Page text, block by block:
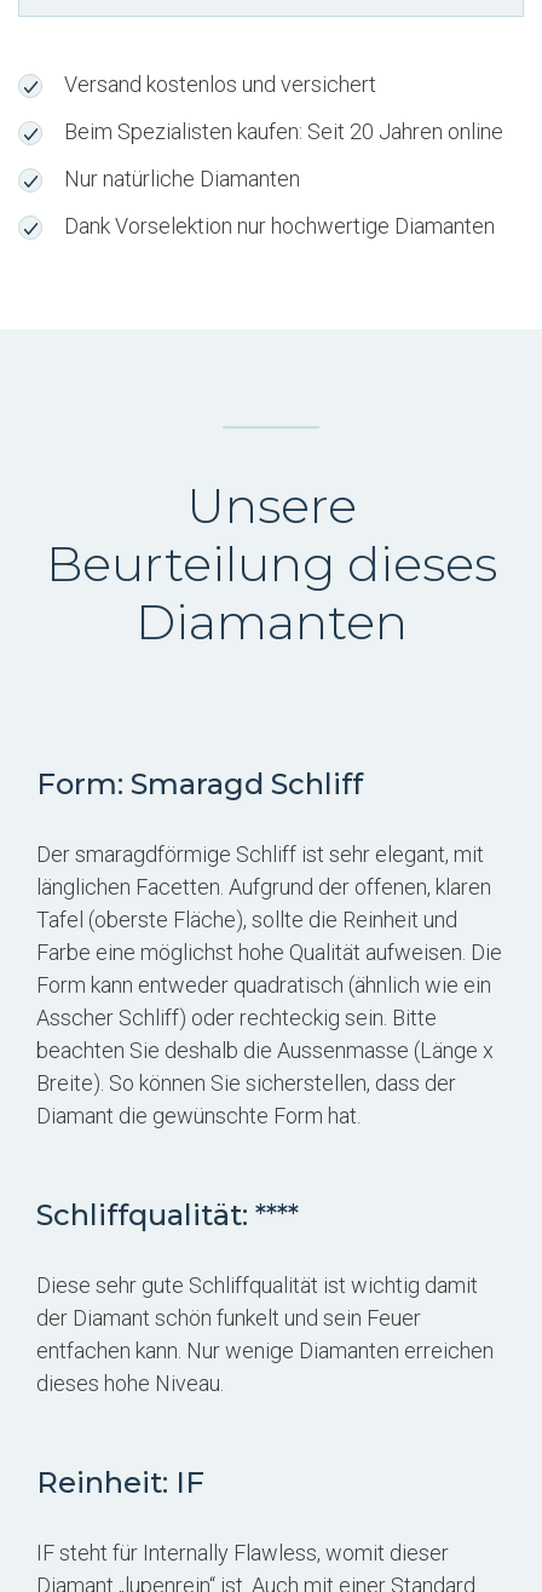
Ring
-
M249WYV
Menge
Versand kostenlos und versichert
Beim Spezialisten kaufen: Seit 20 Jahren online
Nur natürliche Diamanten
Dank Vorselektion nur hochwertige Diamanten
Unsere
Beurteilung dieses
Diamanten
Form: Smaragd Schliff
Der smaragdförmige Schliff ist sehr elegant, mit
länglichen Facetten. Aufgrund der offenen, klaren
Tafel (oberste Fläche), sollte die Reinheit und
Farbe eine möglichst hohe Qualität aufweisen. Die
Form kann entweder quadratisch (ähnlich wie ein
Asscher Schliff) oder rechteckig sein. Bitte
beachten Sie deshalb die Aussenmasse (Länge x
Breite). So können Sie sicherstellen, dass der
Diamant die gewünschte Form hat.
Schliffqualität: ****
Diese sehr gute Schliffqualität ist wichtig damit
der Diamant schön funkelt und sein Feuer
entfachen kann. Nur wenige Diamanten erreichen
dieses hohe Niveau.
Reinheit: IF
IF steht für Internally Flawless, womit dieser
Diamant „lupenrein“ ist. Auch mit einer Standard